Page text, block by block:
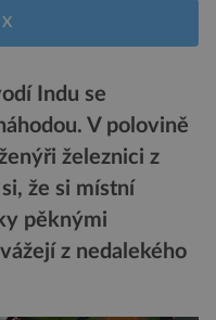
X
Indu se
V polovině
železnici z
že si místní
pěknými
z nedalekého